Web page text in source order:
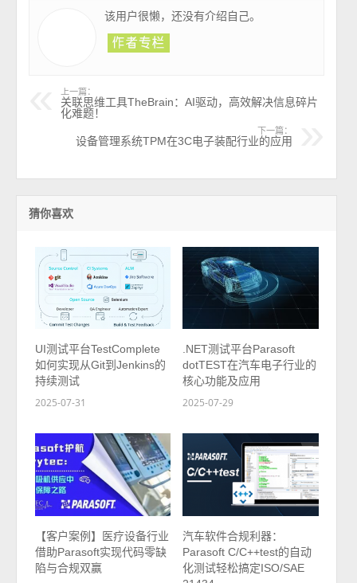
该用户很懒，还没有介绍自己。
上一篇：
关联思维工具TheBrain：AI驱动，高效解决信息碎片
化难题！
下一篇：
设备管理系统TPM在3C电子装配行业的应用
猜你喜欢
UI测试平台TestComplete
如何实现从Git到Jenkins的
持续测试
2025-07-31
.NET测试平台Parasoft
dotTEST在汽车电子行业的
核心功能及应用
2025-07-29
【客户案例】医疗设备行业
借助Parasoft实现代码零缺
陷与合规双赢
汽车软件合规利器：
Parasoft C/C++test的自动
化测试轻松搞定ISO/SAE